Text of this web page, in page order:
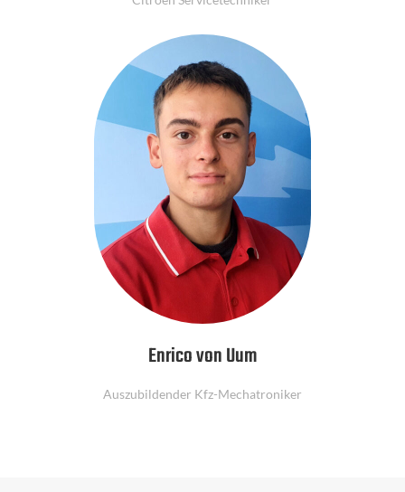
Enrico von Uum
Auszubildender Kfz-Mechatroniker